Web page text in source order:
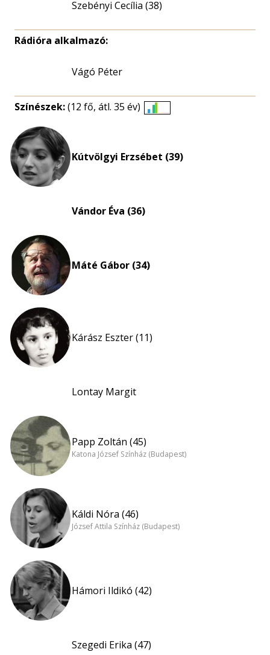
Szebényi Cecília (38)
Rádióra alkalmazó:
Vágó Péter
Színészek:(12 fő, átl. 35 év)
Kútvölgyi Erzsébet (39)
Vándor Éva (36)
Máté Gábor (34)
Kárász Eszter (11)
Lontay Margit
Papp Zoltán (45)
Katona József Színház (Budapest)
Káldi Nóra (46)
József Attila Színház (Budapest)
Hámori Ildikó (42)
Szegedi Erika (47)